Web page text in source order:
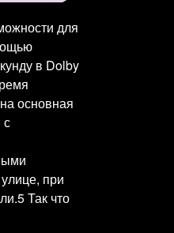
для
в Dolby
основная
с
при
Так что